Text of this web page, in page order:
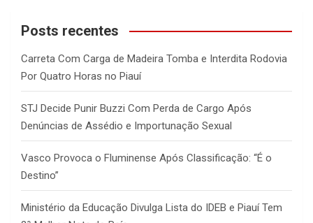
c
Posts recentes
Carreta Com Carga de Madeira Tomba e Interdita Rodovia
Por Quatro Horas no Piauí
STJ Decide Punir Buzzi Com Perda de Cargo Após
Denúncias de Assédio e Importunação Sexual
Vasco Provoca o Fluminense Após Classificação: “É o
Destino”
Ministério da Educação Divulga Lista do IDEB e Piauí Tem